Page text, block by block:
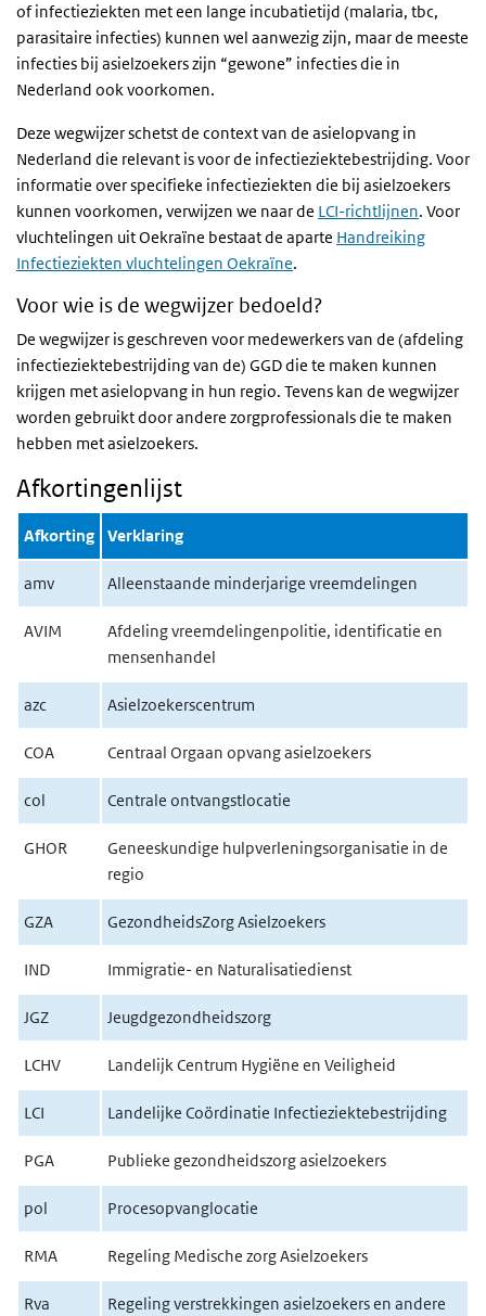
of infectieziekten met een lange incubatietijd (malaria, tbc,
parasitaire infecties) kunnen wel aanwezig zijn, maar de meeste
infecties bij asielzoekers zijn “gewone” infecties die in
Nederland ook voorkomen.
Deze wegwijzer schetst de context van de asielopvang in
Nederland die relevant is voor de infectieziektebestrijding. Voor
informatie over specifieke infectieziekten die bij asielzoekers
kunnen voorkomen, verwijzen we naar de LCI-richtlijnen. Voor
vluchtelingen uit Oekraïne bestaat de aparte Handreiking
Infectieziekten vluchtelingen Oekraïne.
Voor wie is de wegwijzer bedoeld?
De wegwijzer is geschreven voor medewerkers van de (afdeling
infectieziektebestrijding van de) GGD die te maken kunnen
krijgen met asielopvang in hun regio. Tevens kan de wegwijzer
worden gebruikt door andere zorgprofessionals die te maken
hebben met asielzoekers.
Afkortingenlijst
Afkorting Verklaring
amv Alleenstaande minderjarige vreemdelingen
AVIM
Afdeling vreemdelingenpolitie, identificatie en
mensenhandel
azc Asielzoekerscentrum
COA Centraal Orgaan opvang asielzoekers
col Centrale ontvangstlocatie
GHOR
Geneeskundige hulpverleningsorganisatie in de
regio
GZA GezondheidsZorg Asielzoekers
IND Immigratie- en Naturalisatiedienst
JGZ Jeugdgezondheidszorg
LCHV Landelijk Centrum Hygiëne en Veiligheid
LCI Landelijke Coördinatie Infectieziektebestrijding
PGA Publieke gezondheidszorg asielzoekers
pol Procesopvanglocatie
RMA Regeling Medische zorg Asielzoekers
Rva Regeling verstrekkingen asielzoekers en andere